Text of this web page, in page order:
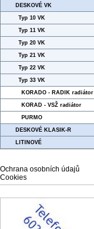
DESKOVÉ VK
Typ 10 VK
Typ 11 VK
Typ 20 VK
Typ 21 VK
Typ 22 VK
Typ 33 VK
KORADO - RADIK radiátor
KORAD - VSŽ radiátor
PURMO
DESKOVÉ KLASIK-R
LITINOVÉ
Ochrana osobních údajů
Cookies